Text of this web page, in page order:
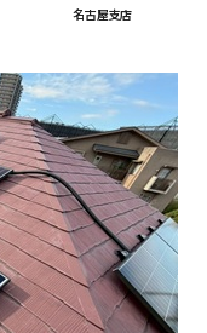
名古屋支店